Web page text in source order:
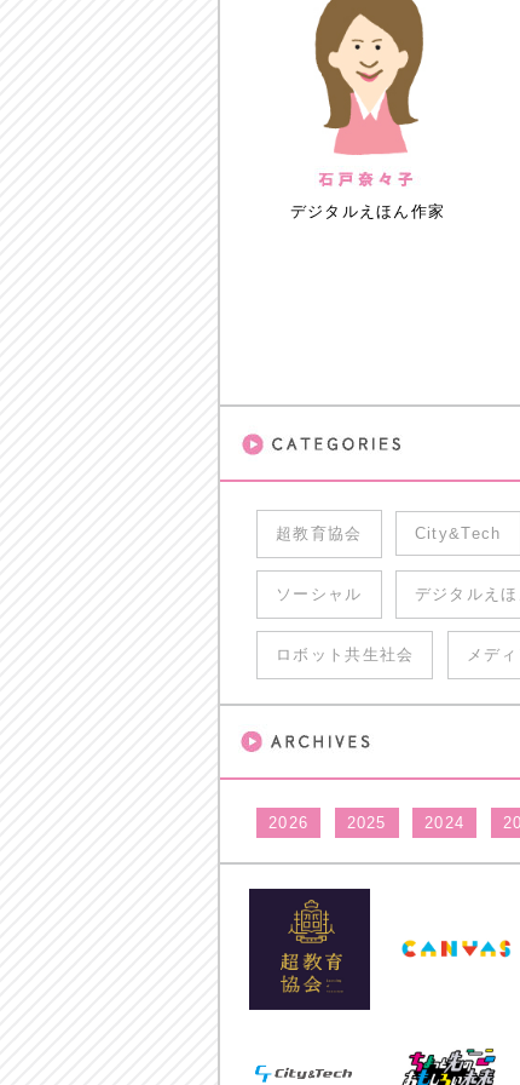
デジタルえほん作家
超教育協会 City&Tech
ソーシャル デジタルえほ
ロボット共生社会 メデ
2026 2025 2024